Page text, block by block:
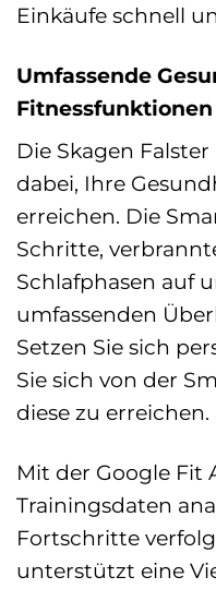
Einkäufe schnell
Umfassende
Fitnessfunktionen
Die Skagen
dabei, Ihre
erreichen. Die
Schritte,
Schlafphasen auf
umfassenden
Setzen Sie sich
Sie sich von der
diese zu erreichen.
Mit der Google Fit
Trainingsdaten
Fortschritte
unterstützt eine